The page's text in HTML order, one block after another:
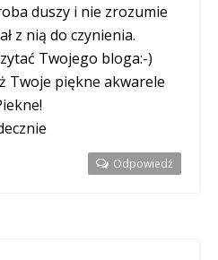
duszy i nie zrozumie
z nią do czynienia.
Twojego bloga:-)
Twoje piękne akwarele
Odpowiedź